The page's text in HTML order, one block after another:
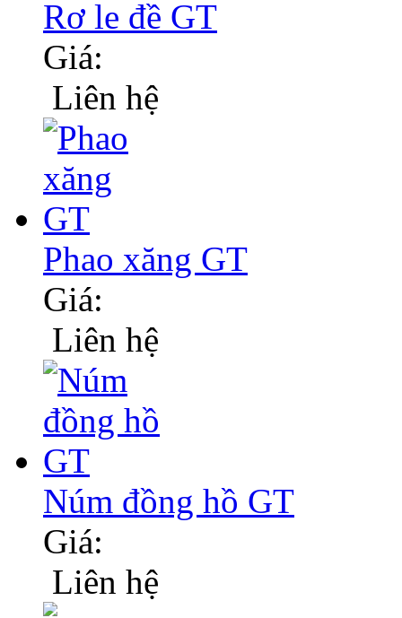
Rơ le đề GT
Giá:
Liên hệ
Phao xăng GT
Giá:
Liên hệ
Núm đồng hồ GT
Giá:
Liên hệ